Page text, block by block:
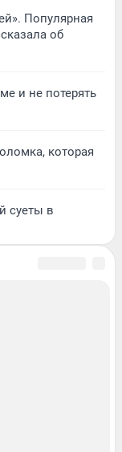
Популярная
об
и не потерять
которая
суеты в